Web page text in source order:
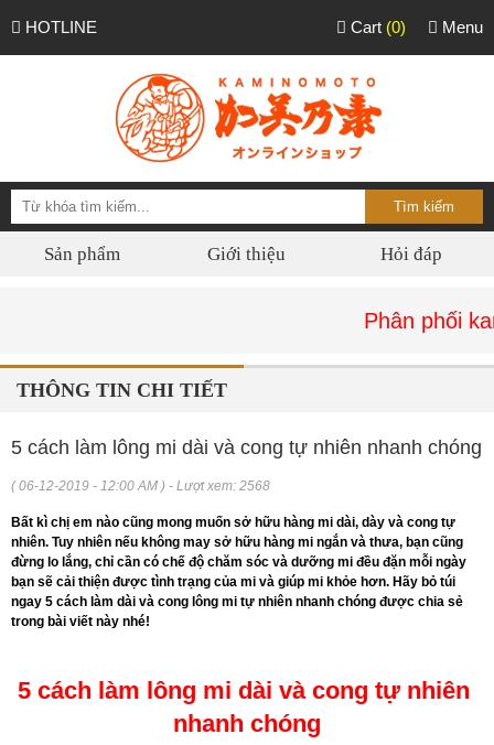
HOTLINE Menu
Cart (0)
Sản phẩm Giới thiệu Hỏi đáp
Phân phối
THÔNG TIN CHI TIẾT
5 cách làm lông mi dài và cong tự nhiên nhanh chóng
( 06-12-2019 - 12:00 AM ) - Lượt xem: 2568
Bất kì chị em nào cũng mong muốn sở hữu hàng mi dài, dày và cong tự
nhiên. Tuy nhiên nếu không may sở hữu hàng mi ngắn và thưa, bạn cũng
đừng lo lắng, chỉ cần có chế độ chăm sóc và dưỡng mi đều đặn mỗi ngày
bạn sẽ cải thiện được tình trạng của mi và giúp mi khỏe hơn. Hãy bỏ túi
ngay 5 cách làm dài và cong lông mi tự nhiên nhanh chóng được chia sẻ
trong bài viết này nhé!
5 cách làm lông mi dài và cong tự nhiên
nhanh chóng